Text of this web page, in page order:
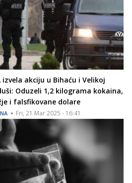
izvela akciju u Bihaću i Velikoj
Oduzeli 1,2 kilograma kokaina,
i falsfikovane dolare
Fri, 21 Mar 2025 - 16:41